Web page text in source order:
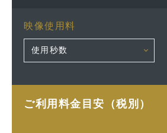
映像使用料
ご利用料金目安（税別）